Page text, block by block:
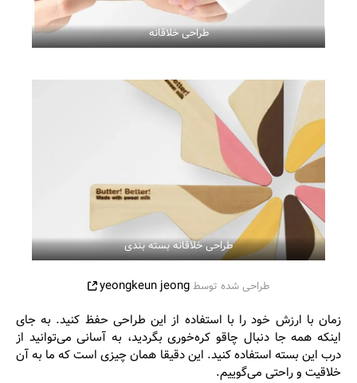
طراحی خلاقانه
طراحی خلاقانه بسته بندی
طراحی شده توسط yeongkeun jeong
زمان با ارزش خود را با استفاده از این طراحی حفظ کنید. به جای
اینکه همه جا دنبال چاقو کره‌خوری بگردید، به آسانی می‌توانید از
درب این بسته استفاده کنید. این دقیقا همان چیزی است که ما به آن
خلاقیت و راحتی می‌گوییم.